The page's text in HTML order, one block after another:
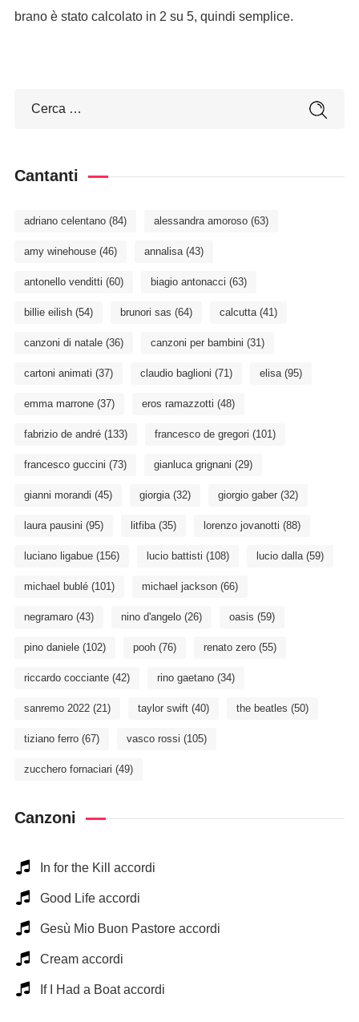
brano è stato calcolato in 2 su 5, quindi semplice.
Cantanti
adriano celentano(84) alessandra amoroso(63)
amy winehouse(46) annalisa(43)
antonello venditti (60) biagio antonacci (63)
billie eilish(54) brunori sas (64) calcutta(41)
canzoni di natale(36) canzoni per bambini (31)
cartoni animati (37) claudio baglioni (71) elisa(95)
emma marrone(37) eros ramazzotti (48)
fabrizio de andré(133) francesco de gregori (101)
francesco guccini (73) gianluca grignani (29)
gianni morandi (45) giorgia(32) giorgio gaber(32)
laura pausini (95) litfiba(35) lorenzo jovanotti (88)
luciano ligabue(156) lucio battisti (108) lucio dalla(59)
michael bublé(101) michael jackson(66)
negramaro(43) nino d'angelo(26) oasis (59)
pino daniele(102) pooh(76) renato zero(55)
riccardo cocciante(42) rino gaetano(34)
sanremo 2022(21) taylor swift(40) the beatles (50)
tiziano ferro(67) vasco rossi (105)
zucchero fornaciari (49)
Canzoni
In for the Kill accordi
Good Life accordi
Gesù Mio Buon Pastore accordi
Cream accordi
If I Had a Boat accordi